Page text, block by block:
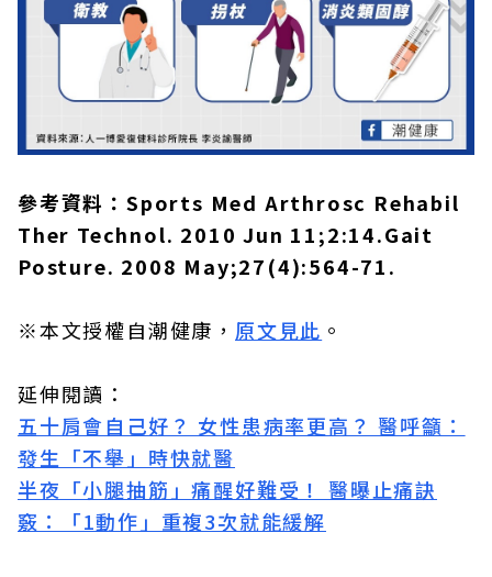
參考資料：Sports Med Arthrosc Rehabil
Ther Technol. 2010 Jun 11;2:14.Gait
Posture. 2008 May;27(4):564-71.
※本文授權自潮健康， 原文見此 。
延伸閱讀：
五十肩會自己好？ 女性患病率更高？ 醫呼籲：
發生「不舉」時快就醫
半夜「小腿抽筋」痛醒好難受！ 醫曝止痛訣
竅：「1動作」重複3次就能緩解